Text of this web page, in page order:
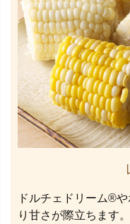
ドルチェドリーム®
り甘さが際立ちます